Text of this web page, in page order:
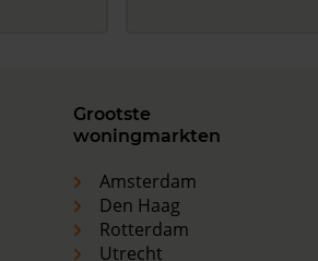
Grootste
woningmarkten
Amsterdam
Den Haag
Rotterdam
Utrecht